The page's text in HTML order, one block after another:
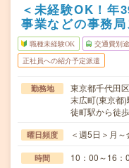
＜未経験OK！年
事業などの事務
職種未経験OK 交通費別
正社員への紹介予定派遣
勤務地
東京都千代田区
末広町(東京都
徒町駅から徒
曜日頻度 ＜週5日＞月～
時間 10：00～16：